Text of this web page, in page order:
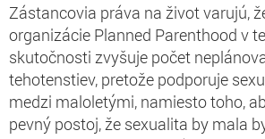
Zástancovia práva na život varujú,
organizácie Planned Parenthood v
skutočnosti zvyšuje počet
tehotenstiev, pretože podporuje
medzi maloletými, namiesto toho,
pevný postoj, že sexualita by mala